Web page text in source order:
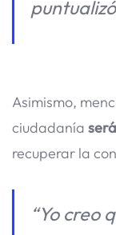
Asimismo,
ciudadanía
recuperar la
“Yo creo